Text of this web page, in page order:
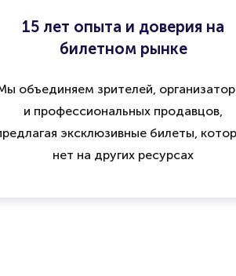
15 лет опыта и доверия на
билетном рынке
объединяем зрителей,
и профессиональных продавцов,
эксклюзивные билеты,
нет на других ресурсах